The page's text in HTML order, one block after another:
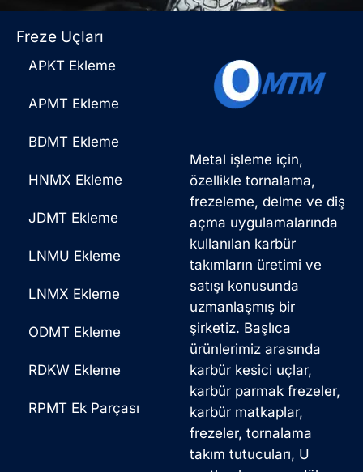
Metal işleme için,
özellikle tornalama,
frezeleme, delme ve diş
açma uygulamalarında
kullanılan karbür
takımların üretimi ve
satışı konusunda
uzmanlaşmış bir
şirketiz. Başlıca
ürünlerimiz arasında
karbür kesici uçlar,
karbür parmak frezeler,
karbür matkaplar,
frezeler, tornalama
takım tutucuları, U
Freze Uçları
APKT Ekleme
APMT Ekleme
BDMT Ekleme
HNMX Ekleme
JDMT Ekleme
LNMU Ekleme
LNMX Ekleme
ODMT Ekleme
RDKW Ekleme
RPMT Ek Parçası